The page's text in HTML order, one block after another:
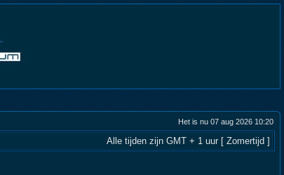
Het is nu 07 aug 2026 10:20
Alle tijden zijn GMT + 1 uur [ Zomertijd ]